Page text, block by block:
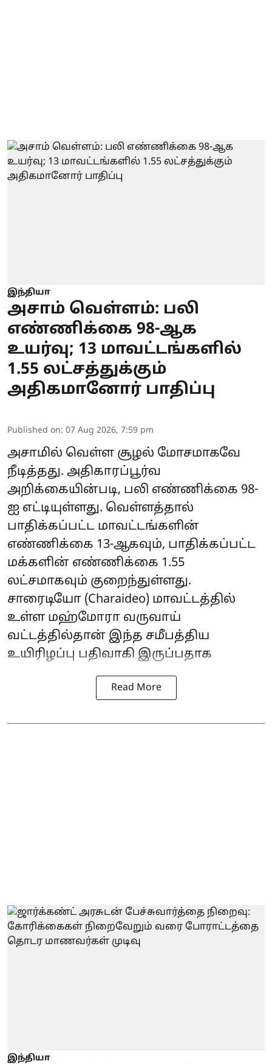
இந்தியா
அசாம் வெள்ளம்: பலி
எண்ணிக்கை 98-ஆக
உயர்வு; 13 மாவட்டங்களில்
1.55 லட்சத்துக்கும்
அதிகமானோர் பாதிப்பு
Published on: 07 Aug 2026, 7:59 pm
அசாமில் வெள்ள சூழல் மோசமாகவே
நீடித்தது. அதிகாரப்பூர்வ
அறிக்கையின்படி, பலி எண்ணிக்கை 98-
ஐ எட்டியுள்ளது. வெள்ளத்தால்
பாதிக்கப்பட்ட மாவட்டங்களின்
எண்ணிக்கை 13-ஆகவும், பாதிக்கப்பட்ட
மக்களின் எண்ணிக்கை 1.55
லட்சமாகவும் குறைந்துள்ளது.
சாரைடியோ (Charaideo) மாவட்டத்தில்
உள்ள மஹ்மோரா வருவாய்
வட்டத்தில்தான் இந்த சமீபத்திய
உயிரிழப்பு பதிவாகி இருப்பதாக
Read More
இந்தியா